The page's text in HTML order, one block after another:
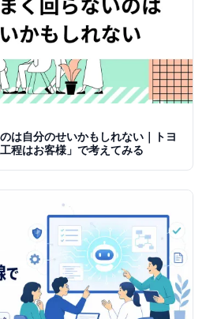
は自分のせいかもしれない｜トヨ
程はお客様」で考えてみる